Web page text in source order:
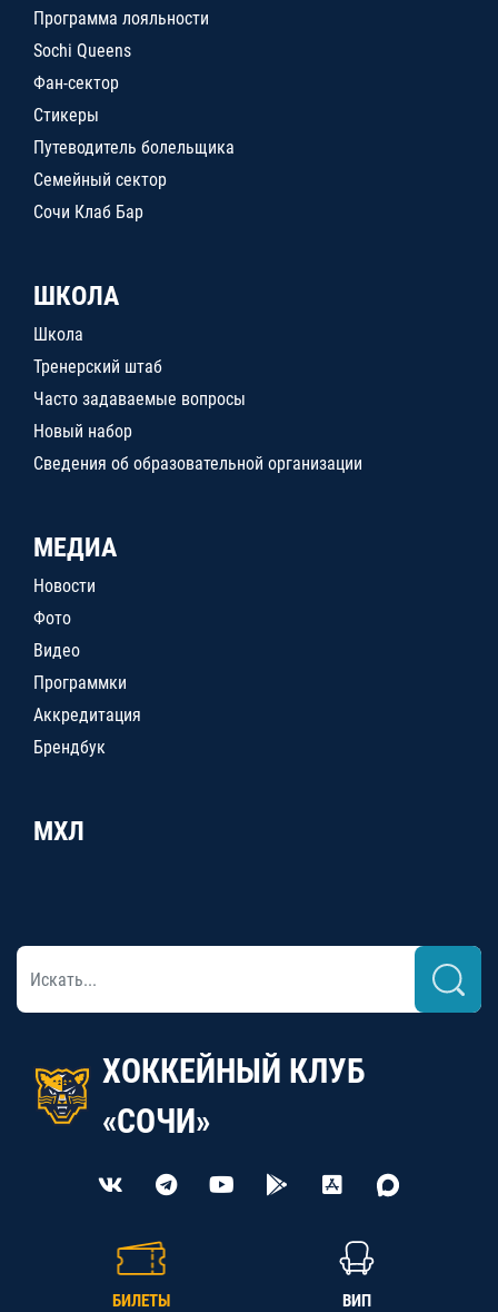
Программа лояльности
Sochi Queens
Фан-сектор
Стикеры
Путеводитель болельщика
Семейный сектор
Сочи Клаб Бар
ШКОЛА
Школа
Тренерский штаб
Часто задаваемые вопросы
Новый набор
Сведения об образовательной организации
МЕДИА
Новости
Фото
Видео
Программки
Аккредитация
Брендбук
МХЛ
ХОККЕЙНЫЙ КЛУБ
«СОЧИ»
БИЛЕТЫ ВИП